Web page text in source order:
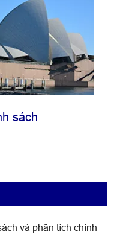
sách
và phân tích chính